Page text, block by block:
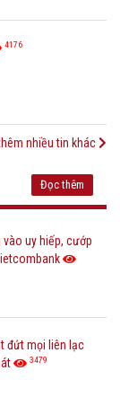
4176
nhiều tin khác
Đọc thêm
uy hiếp, cướp
đứt mọi liên lạc
3479